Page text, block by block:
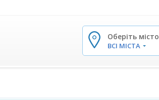
Оберіть місто
ВСІ МІСТА